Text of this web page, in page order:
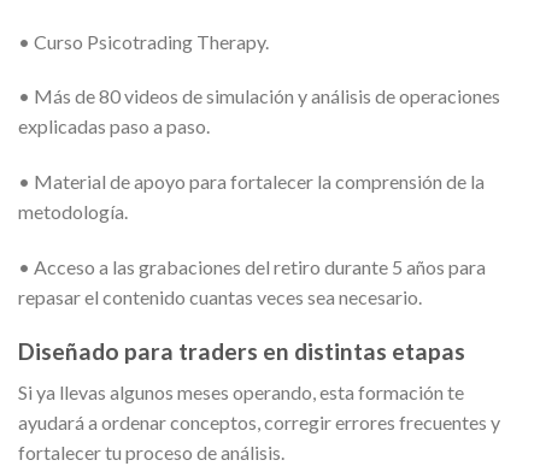
• Curso Psicotrading Therapy.
• Más de 80 videos de simulación y análisis de operaciones
explicadas paso a paso.
• Material de apoyo para fortalecer la comprensión de la
metodología.
• Acceso a las grabaciones del retiro durante 5 años para
repasar el contenido cuantas veces sea necesario.
Diseñado para traders en distintas etapas
Si ya llevas algunos meses operando, esta formación te
ayudará a ordenar conceptos, corregir errores frecuentes y
fortalecer tu proceso de análisis.